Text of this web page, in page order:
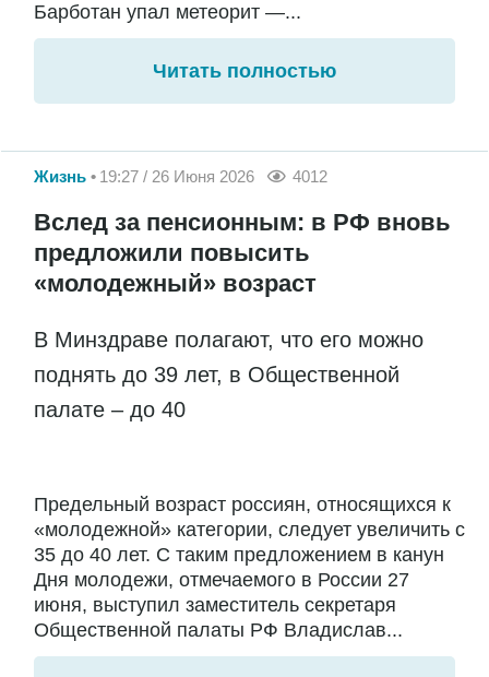
Барботан упал метеорит —...
Читать полностью
Жизнь 19:27 / 26 Июня 2026 4012
Вслед за пенсионным: в РФ вновь
предложили повысить
«молодежный» возраст
В Минздраве полагают, что его можно
поднять до 39 лет, в Общественной
палате – до 40
Предельный возраст россиян, относящихся к
«молодежной» категории, следует увеличить с
35 до 40 лет. С таким предложением в канун
Дня молодежи, отмечаемого в России 27
июня, выступил заместитель секретаря
Общественной палаты РФ Владислав...